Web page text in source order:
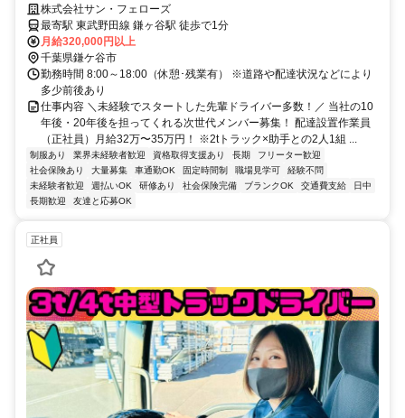
り／お休み相談可
株式会社サン・フェローズ
最寄駅 東武野田線 鎌ヶ谷駅 徒歩で1分
月給320,000円以上
千葉県鎌ケ谷市
勤務時間 8:00～18:00（休憩･残業有） ※道路や配達状況などにより
多少前後あり
仕事内容 ＼未経験でスタートした先輩ドライバー多数！／ 当社の10
年後・20年後を担ってくれる次世代メンバー募集！ 配達設置作業員
（正社員）月給32万〜35万円！ ※2tトラック×助手との2人1組 ...
制服あり 業界未経験者歓迎 資格取得支援あり 長期
フリーター歓迎
社会保険あり
大量募集 車通勤OK 固定時間制 職場見学可
経験不問
未経験者歓迎
週払いOK 研修あり 社会保険完備 ブランクOK 交通費支給
日中
長期歓迎
友達と応募OK
正社員